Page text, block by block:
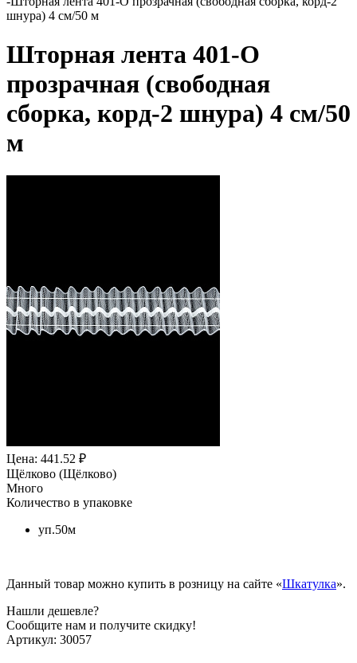
шнура) 4 см/50 м
Шторная лента 401-О
прозрачная (свободная
сборка, корд-2 шнура) 4 см/50
м
Цена: 441.52 ₽
Щёлково (Щёлково)
Много
Количество в упаковке
уп.50м
Данный товар можно купить в розницу на сайте «Шкатулка».
Нашли дешевле?
Сообщите нам и получите скидку!
Артикул: 30057